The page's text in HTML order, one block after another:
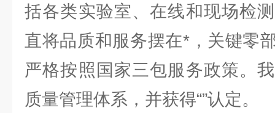
括各类实验室、在线和现场检
直将品质和服务摆在*，关键零
严格按照国家三包服务政策。
质量管理体系，并获得“”认定。